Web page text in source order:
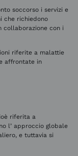
soccorso i servizi e
che richiedono
collaborazione con i
riferite a malattie
affrontate in
riferita a
l’ approccio globale
e tuttavia si